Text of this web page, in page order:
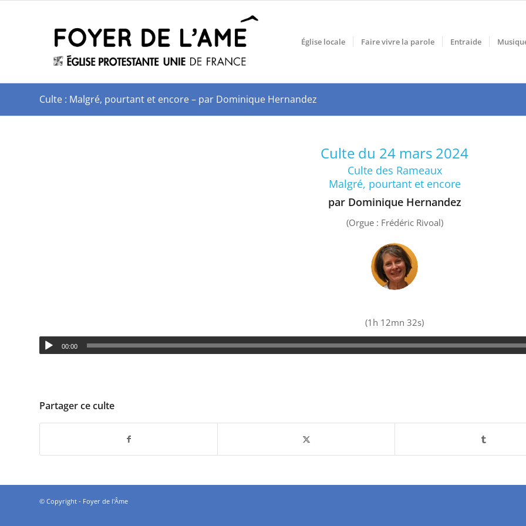
Église locale Faire vivre la parole Entraide
Culte : Malgré, pourtant et encore – par Dominique Hernandez
Culte du 24 mars 2024
Culte des Rameaux
Malgré, pourtant et encore
par Dominique Hernandez
(Orgue : Frédéric Rivoal)
(1h 12mn 32s)
00:00
Partager ce culte
© Copyright - Foyer de l'Âme